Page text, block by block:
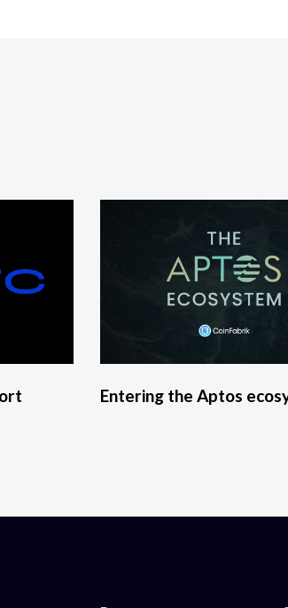
Entering the Aptos